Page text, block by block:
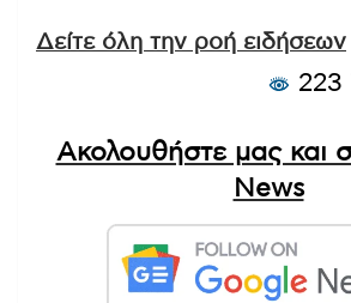
Δείτε όλη την ροή ειδήσεων
223
Ακολουθήστε μας και
News